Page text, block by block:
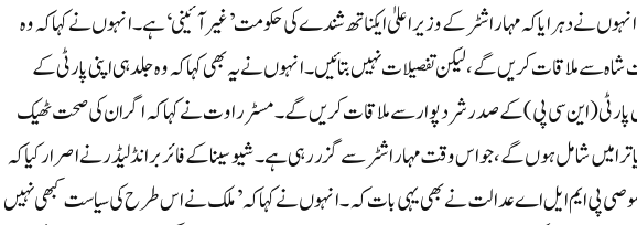
نے دہرایا کہ مہاراشٹر کے وزیر اعلیٰ ایکناتھ شندے کی حکومت ’غیر آئینی‘ ہے۔ انہوں نے کہا کہ وہ
سے ملاقات کریں گے ، لیکن تفصیلات نہیں بتائیں۔ انہوں نے یہ بھی کہا کہ وہ جلد ہی اپنی پارٹی کے
پارٹی (این سی پی) کے صدر شرد پوار سے ملاقات کریں گے۔ مسٹر راوت نے کہا کہ اگر ان کی صحت ٹھیک
میں شامل ہوں گے ، جو اس وقت مہاراشٹر سے گزر رہی ہے۔شیو سینا کے فائر برانڈ لیڈر نے اصرار کیا کہ
پی ایم ایل اے عدالت نے بھی یہی بات کہ۔ انہوں نے کہا کہ ’ملک نے اس طرح کی سیاست کبھی نہیں